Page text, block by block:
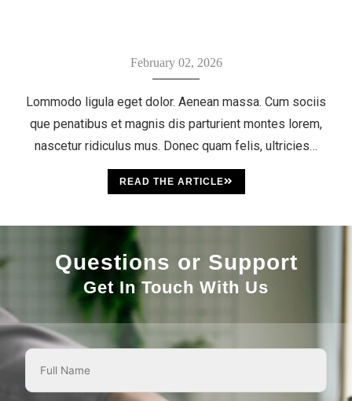
February 02, 2026
Lommodo ligula eget dolor. Aenean massa. Cum sociis
que penatibus et magnis dis parturient montes lorem,
nascetur ridiculus mus. Donec quam felis, ultricies…
READ THE ARTICLE
Questions or Support
Get In Touch With Us